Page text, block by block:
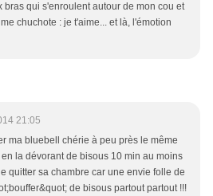
bras qui s'enroulent autour de mon cou et
chuchote : je t'aime... et là, l'émotion
21:05
ma bluebell chérie à peu près le même
la dévorant de bisous 10 min au moins
quitter sa chambre car une envie folle de
de bisous partout partout !!!